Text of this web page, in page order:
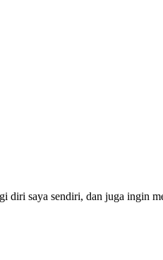
saya sendiri, dan juga ingin